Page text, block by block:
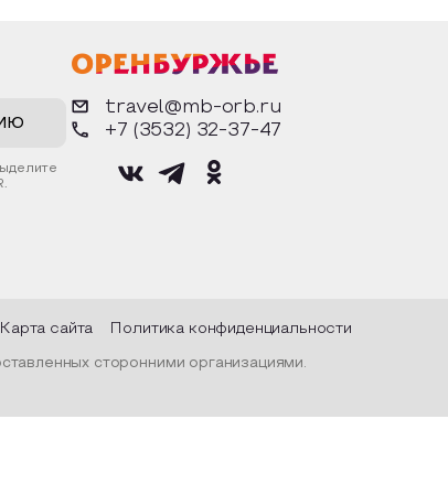
travel@mb-orb.ru
+7 (3532) 32-37-47
Карта сайта Политика конфиденциальности
сторонними организациями.